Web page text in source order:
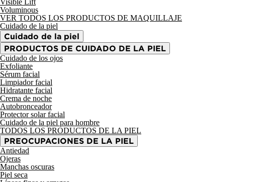
Visible Lift
Voluminous
VER TODOS LOS PRODUCTOS DE MAQUILLAJE
Cuidado de la piel
Cuidado de la piel
PRODUCTOS DE CUIDADO DE LA PIEL
Cuidado de los ojos
Exfoliante
Sérum facial
Limpiador facial
Hidratante facial
Crema de noche
Autobronceador
Protector solar facial
Cuidado de la piel para hombre
TODOS LOS PRODUCTOS DE LA PIEL
PREOCUPACIONES DE LA PIEL
Antiedad
Ojeras
Manchas oscuras
Piel seca